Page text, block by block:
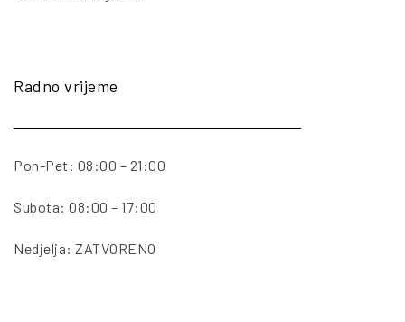
Radno vrijeme
Pon-Pet: 08:00 – 21:00
Subota: 08:00 – 17:00
Nedjelja: ZATVORENO